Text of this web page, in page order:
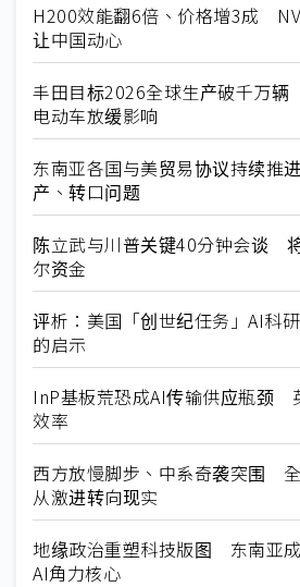
H200效能翻6倍、价格增3成
让中国动心
丰田目标2026全球生产破千万
电动车放缓影响
东南亚各国与美贸易协议持续
产、转口问题
陈立武与川普关键40分钟会谈
尔资金
评析：美国「创世纪任务」AI科
的启示
InP基板荒恐成AI传输供应瓶颈
效率
西方放慢脚步、中系奇袭突围
从激进转向现实
地缘政治重塑科技版图 东南亚
AI角力核心